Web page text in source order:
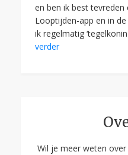
en ben ik best tevreden
Looptijden-app en in
ik regelmatig
verder
Wil je meer weten